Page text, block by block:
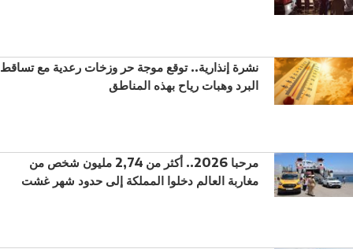
نشرة إنذارية.. توقع موجة حر وزخات رعدية مع تساقط
البرد وهبات رياح بهذه المناطق
مرحبا 2026.. أكثر من 2,74 مليون شخص من
مغاربة العالم دخلوا المملكة إلى حدود شهر غشت